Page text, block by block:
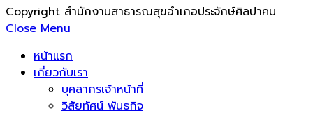
Copyright สำนักงานสาธารณสุขอำเภอประจักษ์ศิลปาคม
Close Menu
หน้าแรก
เกี่ยวกับเรา
บุคลากรเจ้าหน้าที่
วิสัยทัศน์ พันธกิจ